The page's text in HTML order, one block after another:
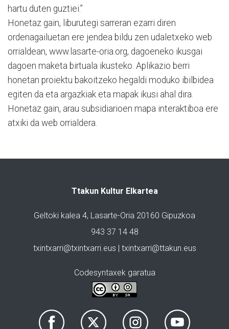
hartu duten guztiei.”
Honetaz gain, liburutegi sarreran ezarri diren
ordenagailuetan ere jendea bildu zen udaletxeko web
orrialdean, www.lasarte-oria.org, dagoeneko ikusgai
dagoen maketa birtuala ikusteko. Aplikazio berri
honetan proiektu bakoitzeko hegaldi moduko ibilbidea
egiten da eta argazkiak eta mapak ikusi ahal dira.
Honetaz gain, arau subsidiarioen mapa interaktiboa ere
atxiki da web orrialdera.
Ttakun Kultur Elkartea
Geltoki kalea 4, Lasarte-Oria 20160 Gipuzkoa
943 37 14 48
txintxarri@txintxarri.eus | txintxarri@ttakun.eus
Codesyntaxek garatua